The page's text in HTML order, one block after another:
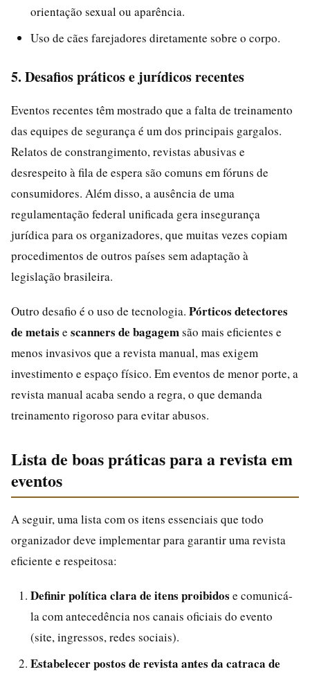
orientação sexual ou aparência.
Uso de cães farejadores diretamente sobre o corpo.
5. Desafios práticos e jurídicos recentes
Eventos recentes têm mostrado que a falta de treinamento
das equipes de segurança é um dos principais gargalos.
Relatos de constrangimento, revistas abusivas e
desrespeito à fila de espera são comuns em fóruns de
consumidores. Além disso, a ausência de uma
regulamentação federal unificada gera insegurança
jurídica para os organizadores, que muitas vezes copiam
procedimentos de outros países sem adaptação à
legislação brasileira.
Outro desafio é o uso de tecnologia. Pórticos detectores
de metais e scanners de bagagemsão mais eficientes e
menos invasivos que a revista manual, mas exigem
investimento e espaço físico. Em eventos de menor porte, a
revista manual acaba sendo a regra, o que demanda
treinamento rigoroso para evitar abusos.
Lista de boas práticas para a revista em
eventos
A seguir, uma lista com os itens essenciais que todo
organizador deve implementar para garantir uma revista
eficiente e respeitosa:
Definir política clara de itens proibidos e comunicá-
la com antecedência nos canais oficiais do evento
(site, ingressos, redes sociais).
Estabelecer postos de revista antes da catraca de